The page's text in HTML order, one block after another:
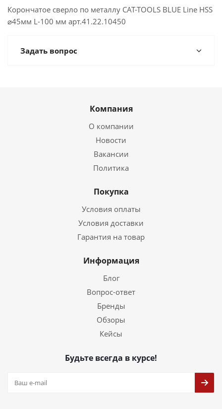
Корончатое сверло по металлу CAT-TOOLS BLUE Line HSS
⌀45мм L-100 мм арт.41.22.10450
Задать вопрос
Компания
О компании
Новости
Вакансии
Политика
Покупка
Условия оплаты
Условия доставки
Гарантия на товар
Информация
Блог
Вопрос-ответ
Бренды
Обзоры
Кейсы
Будьте всегда в курсе!